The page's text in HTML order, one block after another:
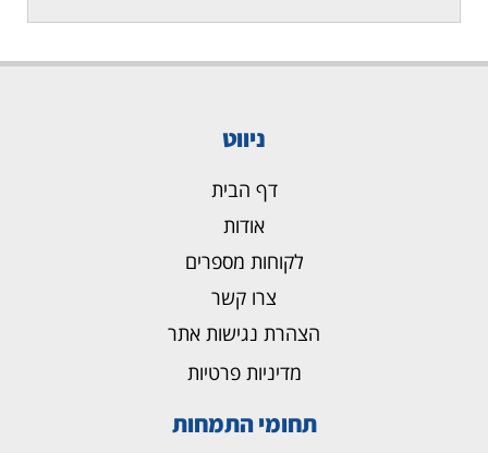
ניווט
דף הבית
אודות
לקוחות מספרים
צרו קשר
הצהרת נגישות אתר
מדיניות פרטיות
תחומי התמחות